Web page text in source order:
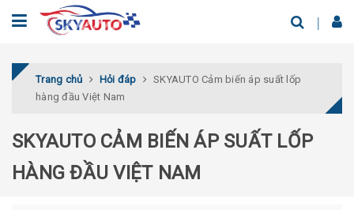
Trang chủ Hỏi đáp
SKYAUTO Cảm biến áp suất lốp
hàng đầu Việt Nam
SKYAUTO CẢM BIẾN ÁP SUẤT LỐP
HÀNG ĐẦU VIỆT NAM